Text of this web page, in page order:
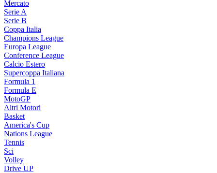
Mercato
Serie A
Serie B
Coppa Italia
Champions League
Europa League
Conference League
Calcio Estero
Supercoppa Italiana
Formula 1
Formula E
MotoGP
Altri Motori
Basket
America's Cup
Nations League
Tennis
Sci
Volley
Drive UP